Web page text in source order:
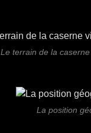
Le terrain de la
La position